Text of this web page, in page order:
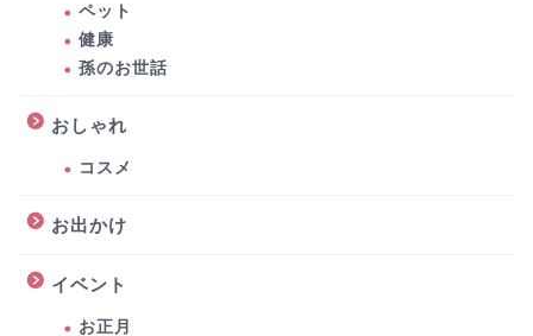
ペット
健康
孫のお世話
おしゃれ
コスメ
お出かけ
イベント
お正月